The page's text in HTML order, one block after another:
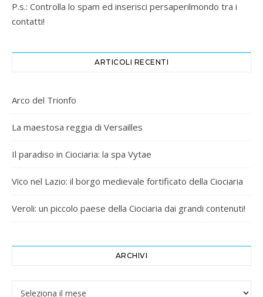
P.s.: Controlla lo spam ed inserisci persaperilmondo tra i
contatti!
ARTICOLI RECENTI
Arco del Trionfo
La maestosa reggia di Versailles
Il paradiso in Ciociaria: la spa Vytae
Vico nel Lazio: il borgo medievale fortificato della Ciociaria
Veroli: un piccolo paese della Ciociaria dai grandi contenuti!
ARCHIVI
Archivi